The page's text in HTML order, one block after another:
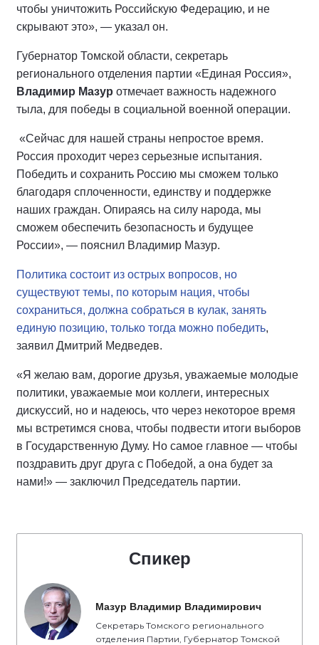
чтобы уничтожить Российскую Федерацию, и не
скрывают это», — указал он.
Губернатор Томской области, секретарь
регионального отделения партии «Единая Россия»,
Владимир Мазур отмечает важность надежного
тыла, для победы в социальной военной операции.
«Сейчас для нашей страны непростое время.
Россия проходит через серьезные испытания.
Победить и сохранить Россию мы сможем только
благодаря сплоченности, единству и поддержке
наших граждан. Опираясь на силу народа, мы
сможем обеспечить безопасность и будущее
России», — пояснил Владимир Мазур.
Политика состоит из острых вопросов, но
существуют темы, по которым нация, чтобы
сохраниться, должна собраться в кулак, занять
единую позицию, только тогда можно победить,
заявил Дмитрий Медведев.
«Я желаю вам, дорогие друзья, уважаемые молодые
политики, уважаемые мои коллеги, интересных
дискуссий, но и надеюсь, что через некоторое время
мы встретимся снова, чтобы подвести итоги выборов
в Государственную Думу. Но самое главное — чтобы
поздравить друг друга с Победой, а она будет за
нами!» — заключил Председатель партии.
Спикер
Мазур Владимир Владимирович
Секретарь Томского регионального
отделения Партии, Губернатор Томской